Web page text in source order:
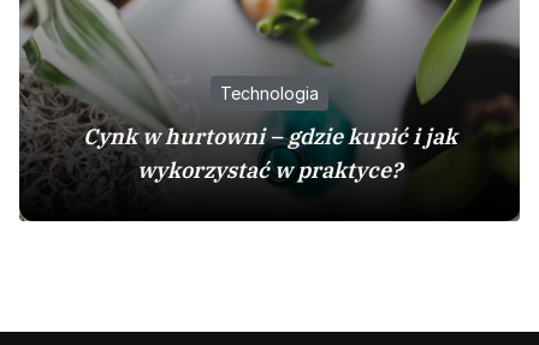
Technologia
Cynk w hurtowni – gdzie kupić i jak
wykorzystać w praktyce?